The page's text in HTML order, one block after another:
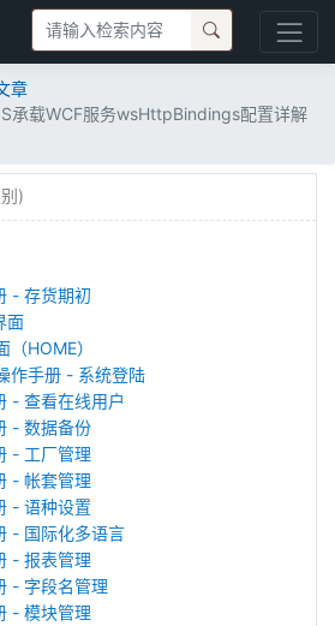
章
承载WCF服务wsHttpBindings配置详解
)
- 存货期初
面
HOME）
作手册 - 系统登陆
- 查看在线用户
- 数据备份
- 工厂管理
- 帐套管理
- 语种设置
- 国际化多语言
- 报表管理
- 字段名管理
- 模块管理